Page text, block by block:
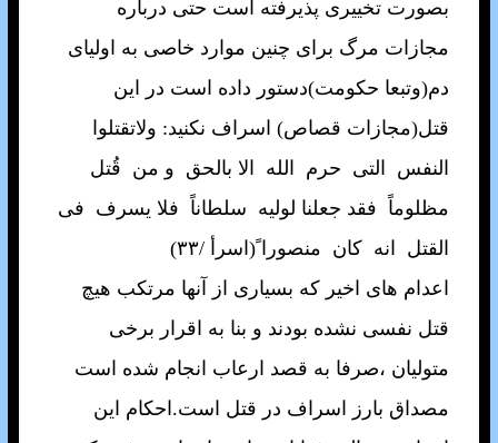
بصورت تخييری پذيرفته است حتی درباره
مجازات مرگ برای چنين موارد خاصی به اوليای
دم(وتبعا حکومت)دستور داده است در اين
قتل(مجازات قصاص) اسراف نکنيد: ولاتقتلوا
النفس التی حرم الله الا بالحق و من قُتل
مظلوماً فقد جعلنا لوليه سلطاناً فلا يسرف فی
القتل انه کان منصورا ً(اسرأ /۳۳)
اعدام های اخير که بسياری از آنها مرتکب هيچ
قتل نفسی نشده بودند و بنا به اقرار برخی
متوليان ،صرفا به قصد ارعاب انجام شده است
مصداق بارز اسراف در قتل است.احکام اين